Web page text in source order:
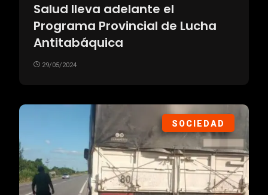
Salud lleva adelante el
Programa Provincial de Lucha
Antitabáquica
29/05/2024
SOCIEDAD